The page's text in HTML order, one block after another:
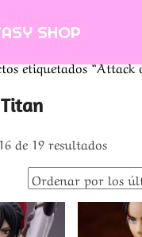
SHOP
etiquetados “Attack
de 19 resultados
por
los